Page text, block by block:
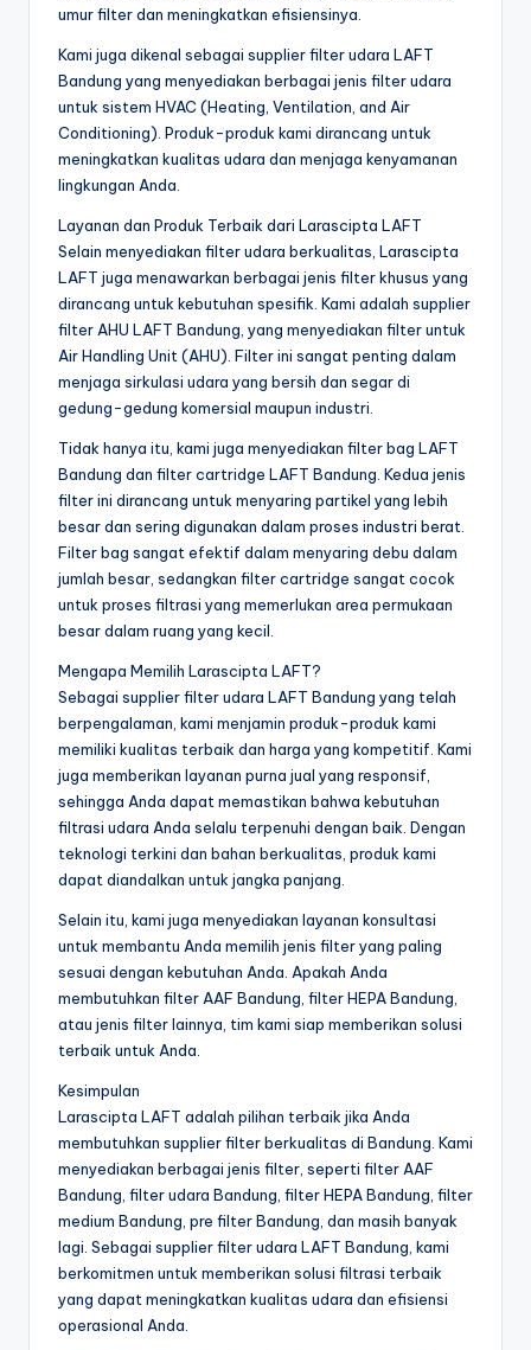
umur filter dan meningkatkan efisiensinya.
Kami juga dikenal sebagai supplier filter udara LAFT
Bandung yang menyediakan berbagai jenis filter udara
untuk sistem HVAC (Heating, Ventilation, and Air
Conditioning). Produk-produk kami dirancang untuk
meningkatkan kualitas udara dan menjaga kenyamanan
lingkungan Anda.
Layanan dan Produk Terbaik dari Larascipta LAFT
Selain menyediakan filter udara berkualitas, Larascipta
LAFT juga menawarkan berbagai jenis filter khusus yang
dirancang untuk kebutuhan spesifik. Kami adalah supplier
filter AHU LAFT Bandung, yang menyediakan filter untuk
Air Handling Unit (AHU). Filter ini sangat penting dalam
menjaga sirkulasi udara yang bersih dan segar di
gedung-gedung komersial maupun industri.
Tidak hanya itu, kami juga menyediakan filter bag LAFT
Bandung dan filter cartridge LAFT Bandung. Kedua jenis
filter ini dirancang untuk menyaring partikel yang lebih
besar dan sering digunakan dalam proses industri berat.
Filter bag sangat efektif dalam menyaring debu dalam
jumlah besar, sedangkan filter cartridge sangat cocok
untuk proses filtrasi yang memerlukan area permukaan
besar dalam ruang yang kecil.
Mengapa Memilih Larascipta LAFT?
Sebagai supplier filter udara LAFT Bandung yang telah
berpengalaman, kami menjamin produk-produk kami
memiliki kualitas terbaik dan harga yang kompetitif. Kami
juga memberikan layanan purna jual yang responsif,
sehingga Anda dapat memastikan bahwa kebutuhan
filtrasi udara Anda selalu terpenuhi dengan baik. Dengan
teknologi terkini dan bahan berkualitas, produk kami
dapat diandalkan untuk jangka panjang.
Selain itu, kami juga menyediakan layanan konsultasi
untuk membantu Anda memilih jenis filter yang paling
sesuai dengan kebutuhan Anda. Apakah Anda
membutuhkan filter AAF Bandung, filter HEPA Bandung,
atau jenis filter lainnya, tim kami siap memberikan solusi
terbaik untuk Anda.
Kesimpulan
Larascipta LAFT adalah pilihan terbaik jika Anda
membutuhkan supplier filter berkualitas di Bandung. Kami
menyediakan berbagai jenis filter, seperti filter AAF
Bandung, filter udara Bandung, filter HEPA Bandung, filter
medium Bandung, pre filter Bandung, dan masih banyak
lagi. Sebagai supplier filter udara LAFT Bandung, kami
berkomitmen untuk memberikan solusi filtrasi terbaik
yang dapat meningkatkan kualitas udara dan efisiensi
operasional Anda.